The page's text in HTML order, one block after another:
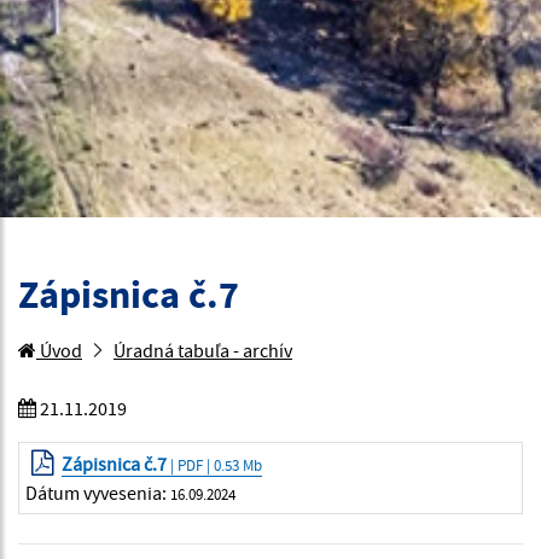
Zápisnica č.7
Úvod Úradná tabuľa - archív
21.11.2019
Zápisnica č.7 | PDF | 0.53 Mb
Dátum vyvesenia: 16.09.2024